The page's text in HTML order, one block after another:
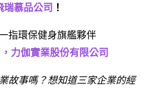
慕品公司 ！
指環保健身旗艦夥伴
力伽實業股份有限公司
故事嗎？想知道三家企業的經